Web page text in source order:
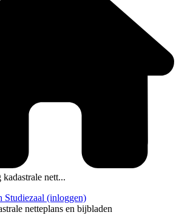
nett...
Studiezaal (inloggen)
netteplans en bijbladen